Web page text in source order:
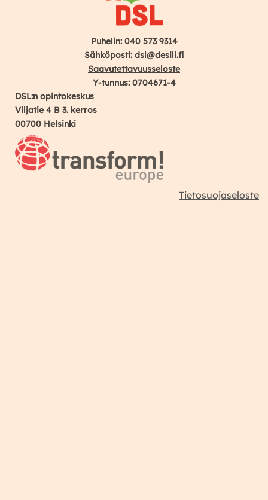
Puhelin: 040 573 9314
Sähköposti: dsl@desili.fi
Saavutettavuusseloste
Y-tunnus: 0704671-4
DSL:n opintokeskus
Viljatie 4 B 3. kerros
00700 Helsinki
Tietosuojaseloste